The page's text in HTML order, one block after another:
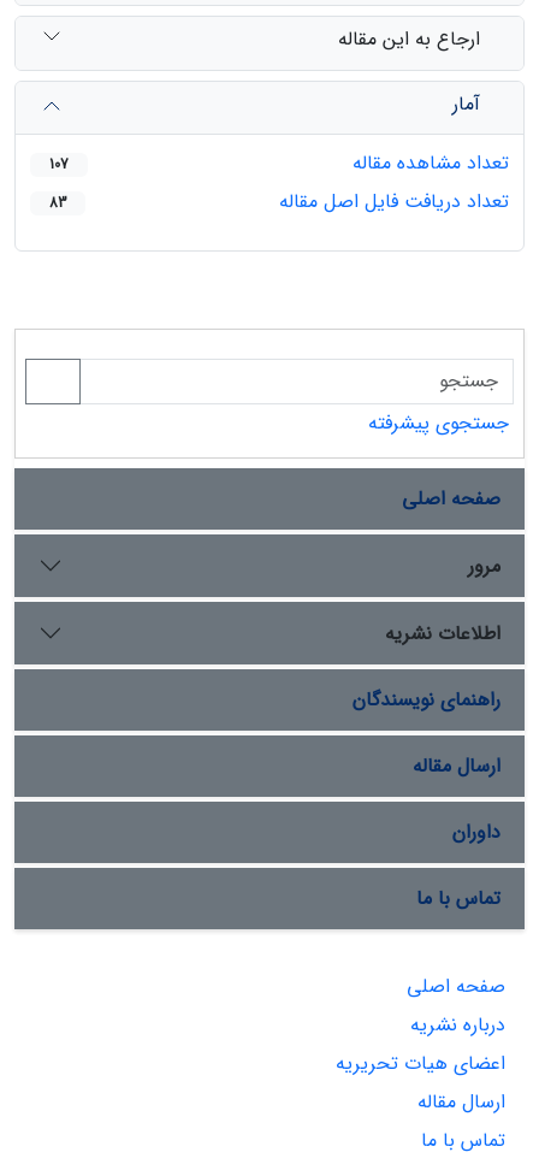
ارجاع به این مقاله
آمار
تعداد مشاهده مقاله
107
تعداد دریافت فایل اصل مقاله 83
جستجوی پیشرفته
صفحه اصلی
مرور
اطلاعات نشریه
راهنمای نویسندگان
ارسال مقاله
داوران
تماس با ما
صفحه اصلی
درباره نشریه
اعضای هیات تحریریه
ارسال مقاله
تماس با ما